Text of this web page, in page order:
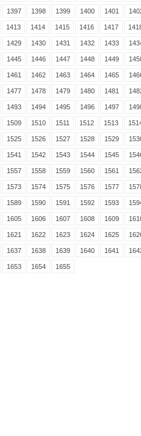
1397 1398 1399 1400 1401
1413 1414 1415 1416 1417
1429 1430 1431 1432 1433
1445 1446 1447 1448 1449
1461 1462 1463 1464 1465
1477 1478 1479 1480 1481
1493 1494 1495 1496 1497
1509 1510 1511 1512 1513
1525 1526 1527 1528 1529
1541 1542 1543 1544 1545
1557 1558 1559 1560 1561
1573 1574 1575 1576 1577
1589 1590 1591 1592 1593
1605 1606 1607 1608 1609
1621 1622 1623 1624 1625
1637 1638 1639 1640 1641
1653 1654 1655